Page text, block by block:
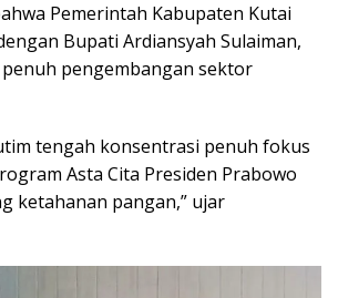
Pemerintah Kabupaten Kutai
Bupati Ardiansyah Sulaiman,
pengembangan sektor
tengah konsentrasi penuh fokus
Asta Cita Presiden Prabowo
ketahanan pangan,” ujar